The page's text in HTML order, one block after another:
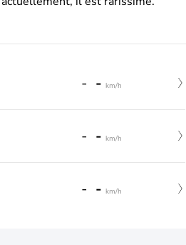
- - km/h
- - km/h
- - km/h